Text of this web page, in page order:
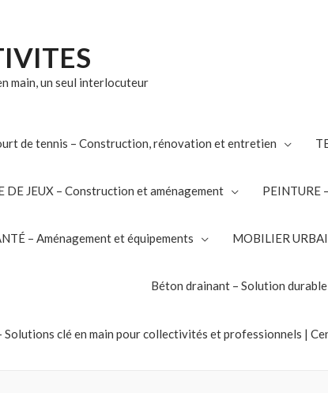
main, un seul interlocuteur
de tennis – Construction, rénovation et entretien
DE JEUX – Construction et aménagement PEINTURE
– Aménagement et équipements MOBILIER
Béton drainant – Solution
clé en main pour collectivités et professionnels |